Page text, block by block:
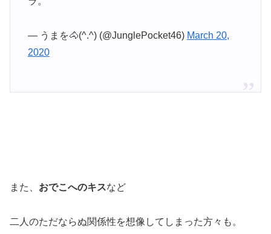
— うまを🐴(^.^) (@JunglePocket46) March 20,
2020
また、 おでこへのキスなど
二人のただならぬ関係性を想像してしまった方々も。